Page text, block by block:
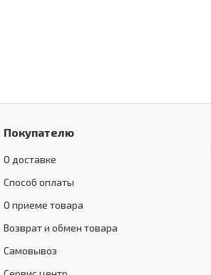
Покупателю
О доставке
Способ оплаты
О приеме товара
Возврат и обмен товара
Самовывоз